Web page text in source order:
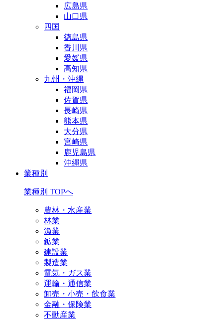
広島県
山口県
四国
徳島県
香川県
愛媛県
高知県
九州・沖縄
福岡県
佐賀県
長崎県
熊本県
大分県
宮崎県
鹿児島県
沖縄県
業種別
業種別 TOPへ
農林・水産業
林業
漁業
鉱業
建設業
製造業
電気・ガス業
運輸・通信業
卸売・小売・飲食業
金融・保険業
不動産業